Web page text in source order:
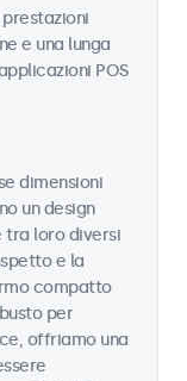
e una lunga
POS
dimensioni
un design
tra loro diversi
e la
compatto
per
offriamo una